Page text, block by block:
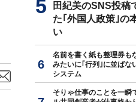
田紀美のSNS投稿
た｢外国人政策｣の
い
名前を書く紙も整理券
みたいに｢行列｣に並ばな
システム
そりゃ仕事のことを一